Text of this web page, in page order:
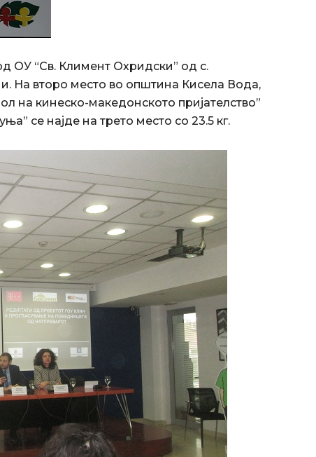
ОУ “Св. Климент Охридски” од с.
На второ место во општина Кисела Вода,
на кинеско-македонското пријателство”
се најде на трето место со 23.5 кг.